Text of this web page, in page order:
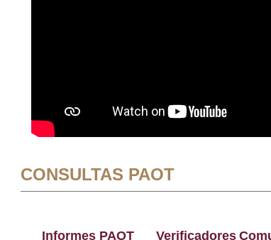
CONSULTAS PAOT
Informes PAOT
Verificadores